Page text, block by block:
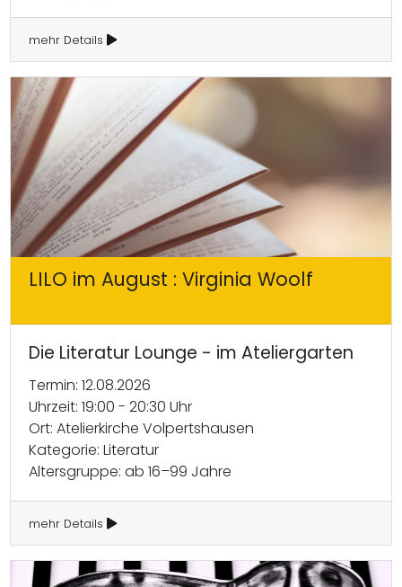
mehr Details
LILO im August : Virginia Woolf
Die Literatur Lounge - im Ateliergarten
Termin: 12.08.2026
Uhrzeit: 19:00 - 20:30 Uhr
Ort: Atelierkirche Volpertshausen
Kategorie: Literatur
Altersgruppe: ab 16–99 Jahre
mehr Details